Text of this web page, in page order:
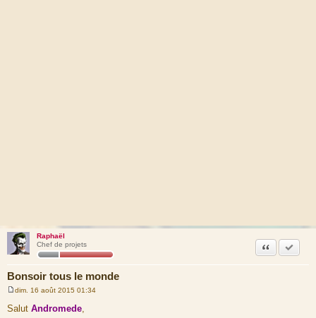
Raphaël
Chef de projets
Bonsoir tous le monde
Citation
e
s
dim. 16 août 2015 01:34
Salut Andromede